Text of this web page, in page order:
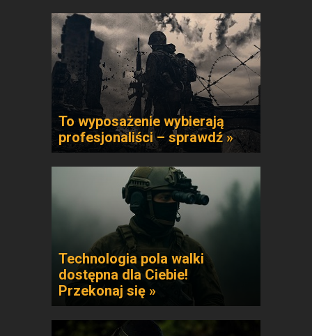
To wyposażenie wybierają
profesjonaliści – sprawdź »
Technologia pola walki
dostępna dla Ciebie!
Przekonaj się »